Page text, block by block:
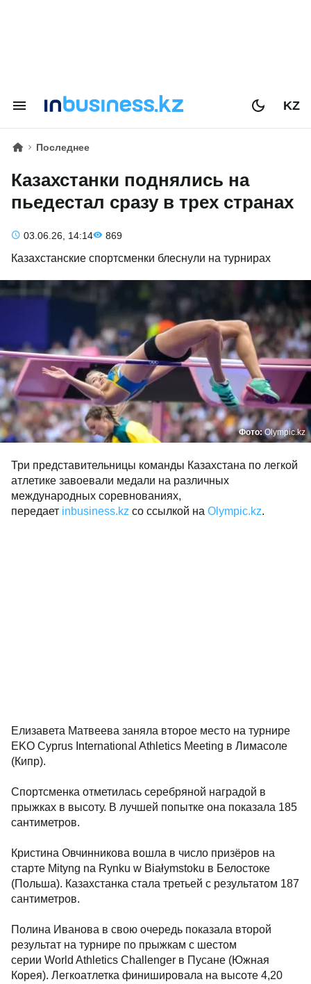
KZ
Последнее
Казахстанки поднялись на
пьедестал сразу в трех странах
03.06.26, 14:14 869
Казахстанские спортсменки блеснули на турнирах
Фото:Olympic.kz
Три представительницы команды Казахстана по легкой
атлетике завоевали медали на различных
международных соревнованиях,
передает inbusiness.kz со ссылкой на Оlympic.kz.
Елизавета Матвеева заняла второе место на турнире
EKO Cyprus International Athletics Meeting в Лимасоле
(Кипр).
Спортсменка отметилась серебряной наградой в
прыжках в высоту. В лучшей попытке она показала 185
сантиметров.
Кристина Овчинникова вошла в число призёров на
старте Mityng na Rynku w Białymstoku в Белостоке
(Польша). Казахстанка стала третьей с результатом 187
сантиметров.
Полина Иванова в свою очередь показала второй
результат на турнире по прыжкам с шестом
серии World Athletics Challenger в Пусане (Южная
Корея). Легкоатлетка финишировала на высоте 4,20